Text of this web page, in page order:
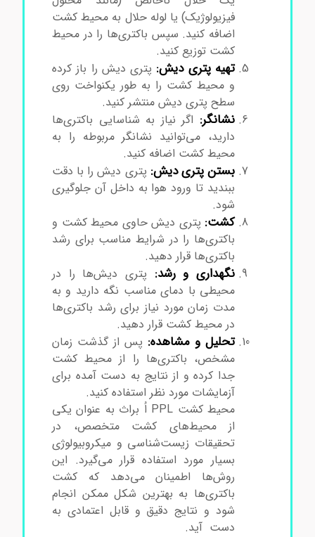
فیزیولوژیک) یا لوله حلال به محیط کشت
اضافه کنید. سپس باکتری‌ها را در محیط
کشت توزیع کنید.
تهیه پتری دیش:پتری دیش را باز کرده
و محیط کشت را به طور یکنواخت روی
سطح پتری دیش منتشر کنید.
نشانگر:اگر نیاز به شناسایی باکتری‌ها
دارید، می‌توانید نشانگر مربوطه را به
محیط کشت اضافه کنید.
بستن پتری دیش:پتری دیش را با دقت
ببندید تا ورود هوا به داخل آن جلوگیری
شود.
کشت:پتری دیش حاوی محیط کشت و
باکتری‌ها را در شرایط مناسب برای رشد
باکتری‌ها قرار دهید.
نگهداری و رشد:پتری دیش‌ها را در
محیطی با دمای مناسب نگه دارید و به
مدت زمان مورد نیاز برای رشد باکتری‌ها
در محیط کشت قرار دهید.
تحلیل و مشاهده:پس از گذشت زمان
مشخص، باکتری‌ها را از محیط کشت
جدا کرده و از نتایج به دست آمده برای
آزمایشات مورد نظر استفاده کنید.
محیط کشت PPL اُ براث به عنوان یکی
از محیط‌های کشت متخصص، در
تحقیقات زیست‌شناسی و میکروبیولوژی
بسیار مورد استفاده قرار می‌گیرد. این
روش‌ها اطمینان می‌دهد که کشت
باکتری‌ها به بهترین شکل ممکن انجام
شود و نتایج دقیق و قابل اعتمادی به
دست آید.محیط کشت پی پی ال اُ